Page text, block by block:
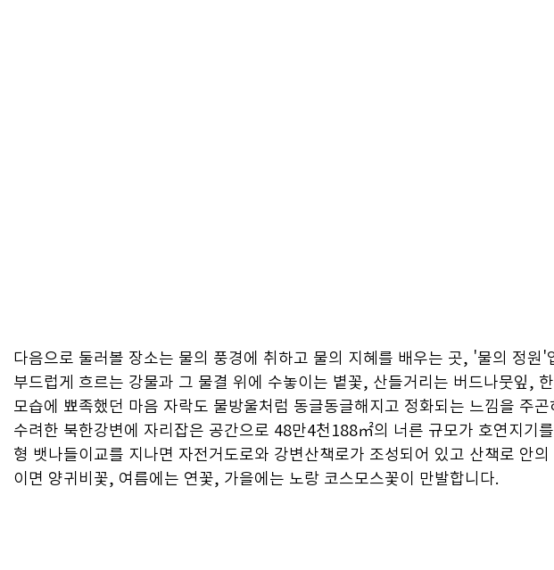
다음으로 둘러볼 장소는 물의 풍경에 취하고 물의 지혜를 배우는 곳, '물의 정원'
부드럽게 흐르는 강물과 그 물결 위에 수놓이는 볕꽃, 산들거리는 버드나뭇잎,
모습에 뾰족했던 마음 자락도 물방울처럼 동글동글해지고 정화되는 느낌을 주
수려한 북한강변에 자리잡은 공간으로 48만4천188㎡의 너른 규모가 호연지기
형 뱃나들이교를 지나면 자전거도로와 강변산책로가 조성되어 있고 산책로 안
이면 양귀비꽃, 여름에는 연꽃, 가을에는 노랑 코스모스꽃이 만발합니다.